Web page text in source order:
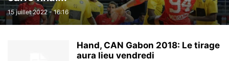
15 juillet 2022 - 16:16
Hand, CAN Gabon 2018: Le tirage
aura lieu vendredi